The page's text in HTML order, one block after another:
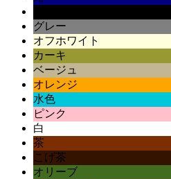
グレー
オフホワイト
カーキ
ベージュ
オレンジ
水色
ピンク
白
茶
こげ茶
オリーブ